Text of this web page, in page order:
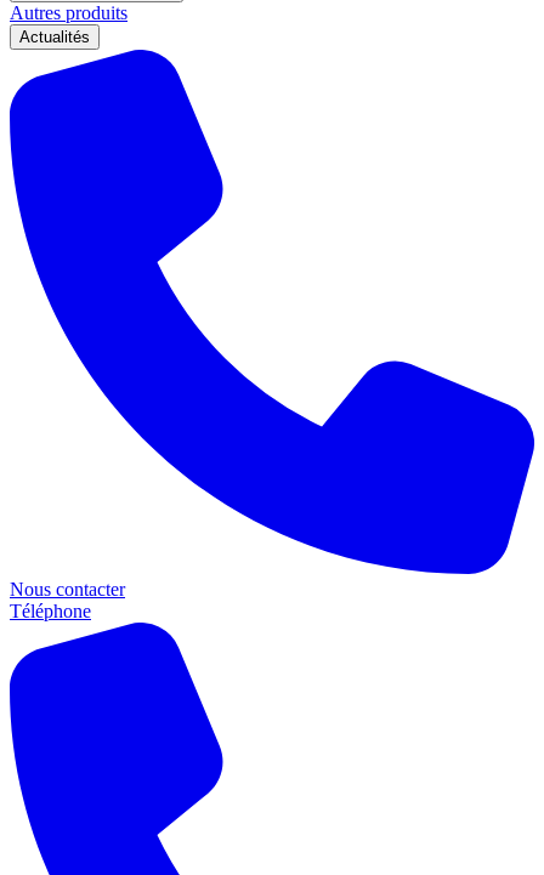
Autres produits
Actualités
Nous contacter
Téléphone